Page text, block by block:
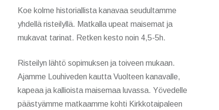
Koe kolme historiallista kanavaa seudultamme
yhdellä risteilyllä. Matkalla upeat maisemat ja
mukavat tarinat. Retken kesto noin 4,5-5h.
Risteilyn lähtö sopimuksen ja toiveen mukaan.
Ajamme Louhiveden kautta Vuolteen kanavalle,
kapeaa ja kallioista maisemaa luvassa. Yövedelle
päästyämme matkaamme kohti Kirkkotaipaleen